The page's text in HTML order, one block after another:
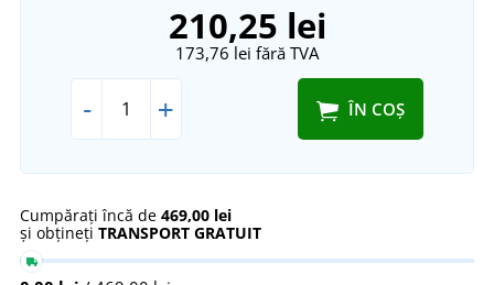
210,25 lei
173,76 lei fără TVA
- + ÎN COȘ
Cumpărați încă de 469,00 lei
și obțineți TRANSPORT GRATUIT